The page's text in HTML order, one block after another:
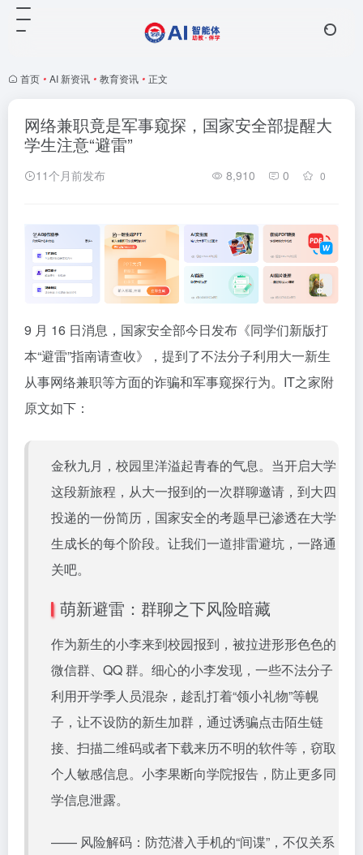
首页 • AI 新资讯 • 教育资讯 • 正文
网络兼职竟是军事窥探，国家安全部提醒大
学生注意“避雷”
11个月前发布 8,910 0 0
9 月 16 日消息，国家安全部今日发布《同学们新版打
本“避雷”指南请查收》，提到了不法分子利用大一新生
从事网络兼职等方面的诈骗和军事窥探行为。IT之家附
原文如下：
金秋九月，校园里洋溢起青春的气息。当开启大学
这段新旅程，从大一报到的一次群聊邀请，到大四
投递的一份简历，国家安全的考题早已渗透在大学
生成长的每个阶段。让我们一道排雷避坑，一路通
关吧。
萌新避雷：群聊之下风险暗藏
作为新生的小李来到校园报到，被拉进形形色色的
微信群、QQ 群。细心的小李发现，一些不法分子
利用开学季人员混杂，趁乱打着“领小礼物”等幌
子，让不设防的新生加群，通过诱骗点击陌生链
接、扫描二维码或者下载来历不明的软件等，窃取
个人敏感信息。小李果断向学院报告，防止更多同
学信息泄露。
—— 风险解码：防范潜入手机的“间谍”，不仅关系